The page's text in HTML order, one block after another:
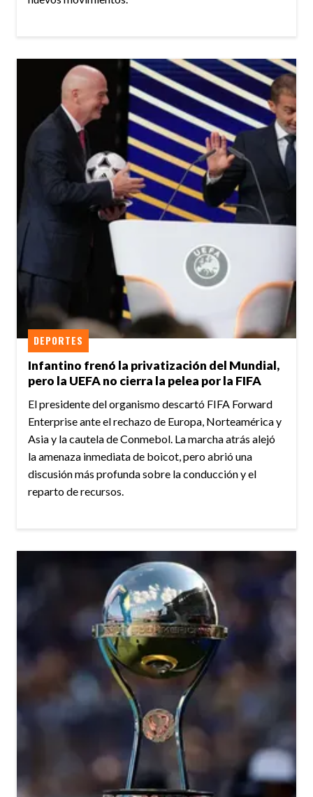
Infantino frenó la privatización del Mundial,
pero la UEFA no cierra la pelea por la FIFA
DEPORTES
El presidente del organismo descartó FIFA Forward
Enterprise ante el rechazo de Europa, Norteamérica y
Asia y la cautela de Conmebol. La marcha atrás alejó
la amenaza inmediata de boicot, pero abrió una
discusión más profunda sobre la conducción y el
reparto de recursos.